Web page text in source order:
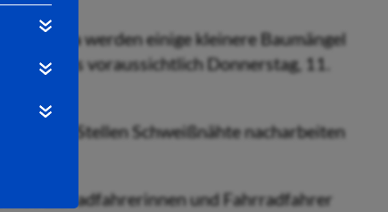
die Fulda werden einige kleinere Baumängel
Juni, bis voraussichtlich Donnerstag, 11.
einigen Stellen Schweißnähte nacharbeiten
Fahrradfahrerinnen und Fahrradfahrer